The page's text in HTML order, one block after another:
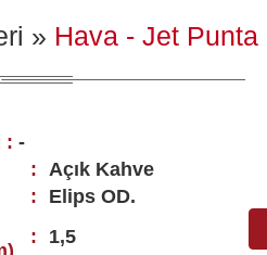
» Hava - Jet
: -
: Açık Kahve
:
Elips OD.
:
1,5